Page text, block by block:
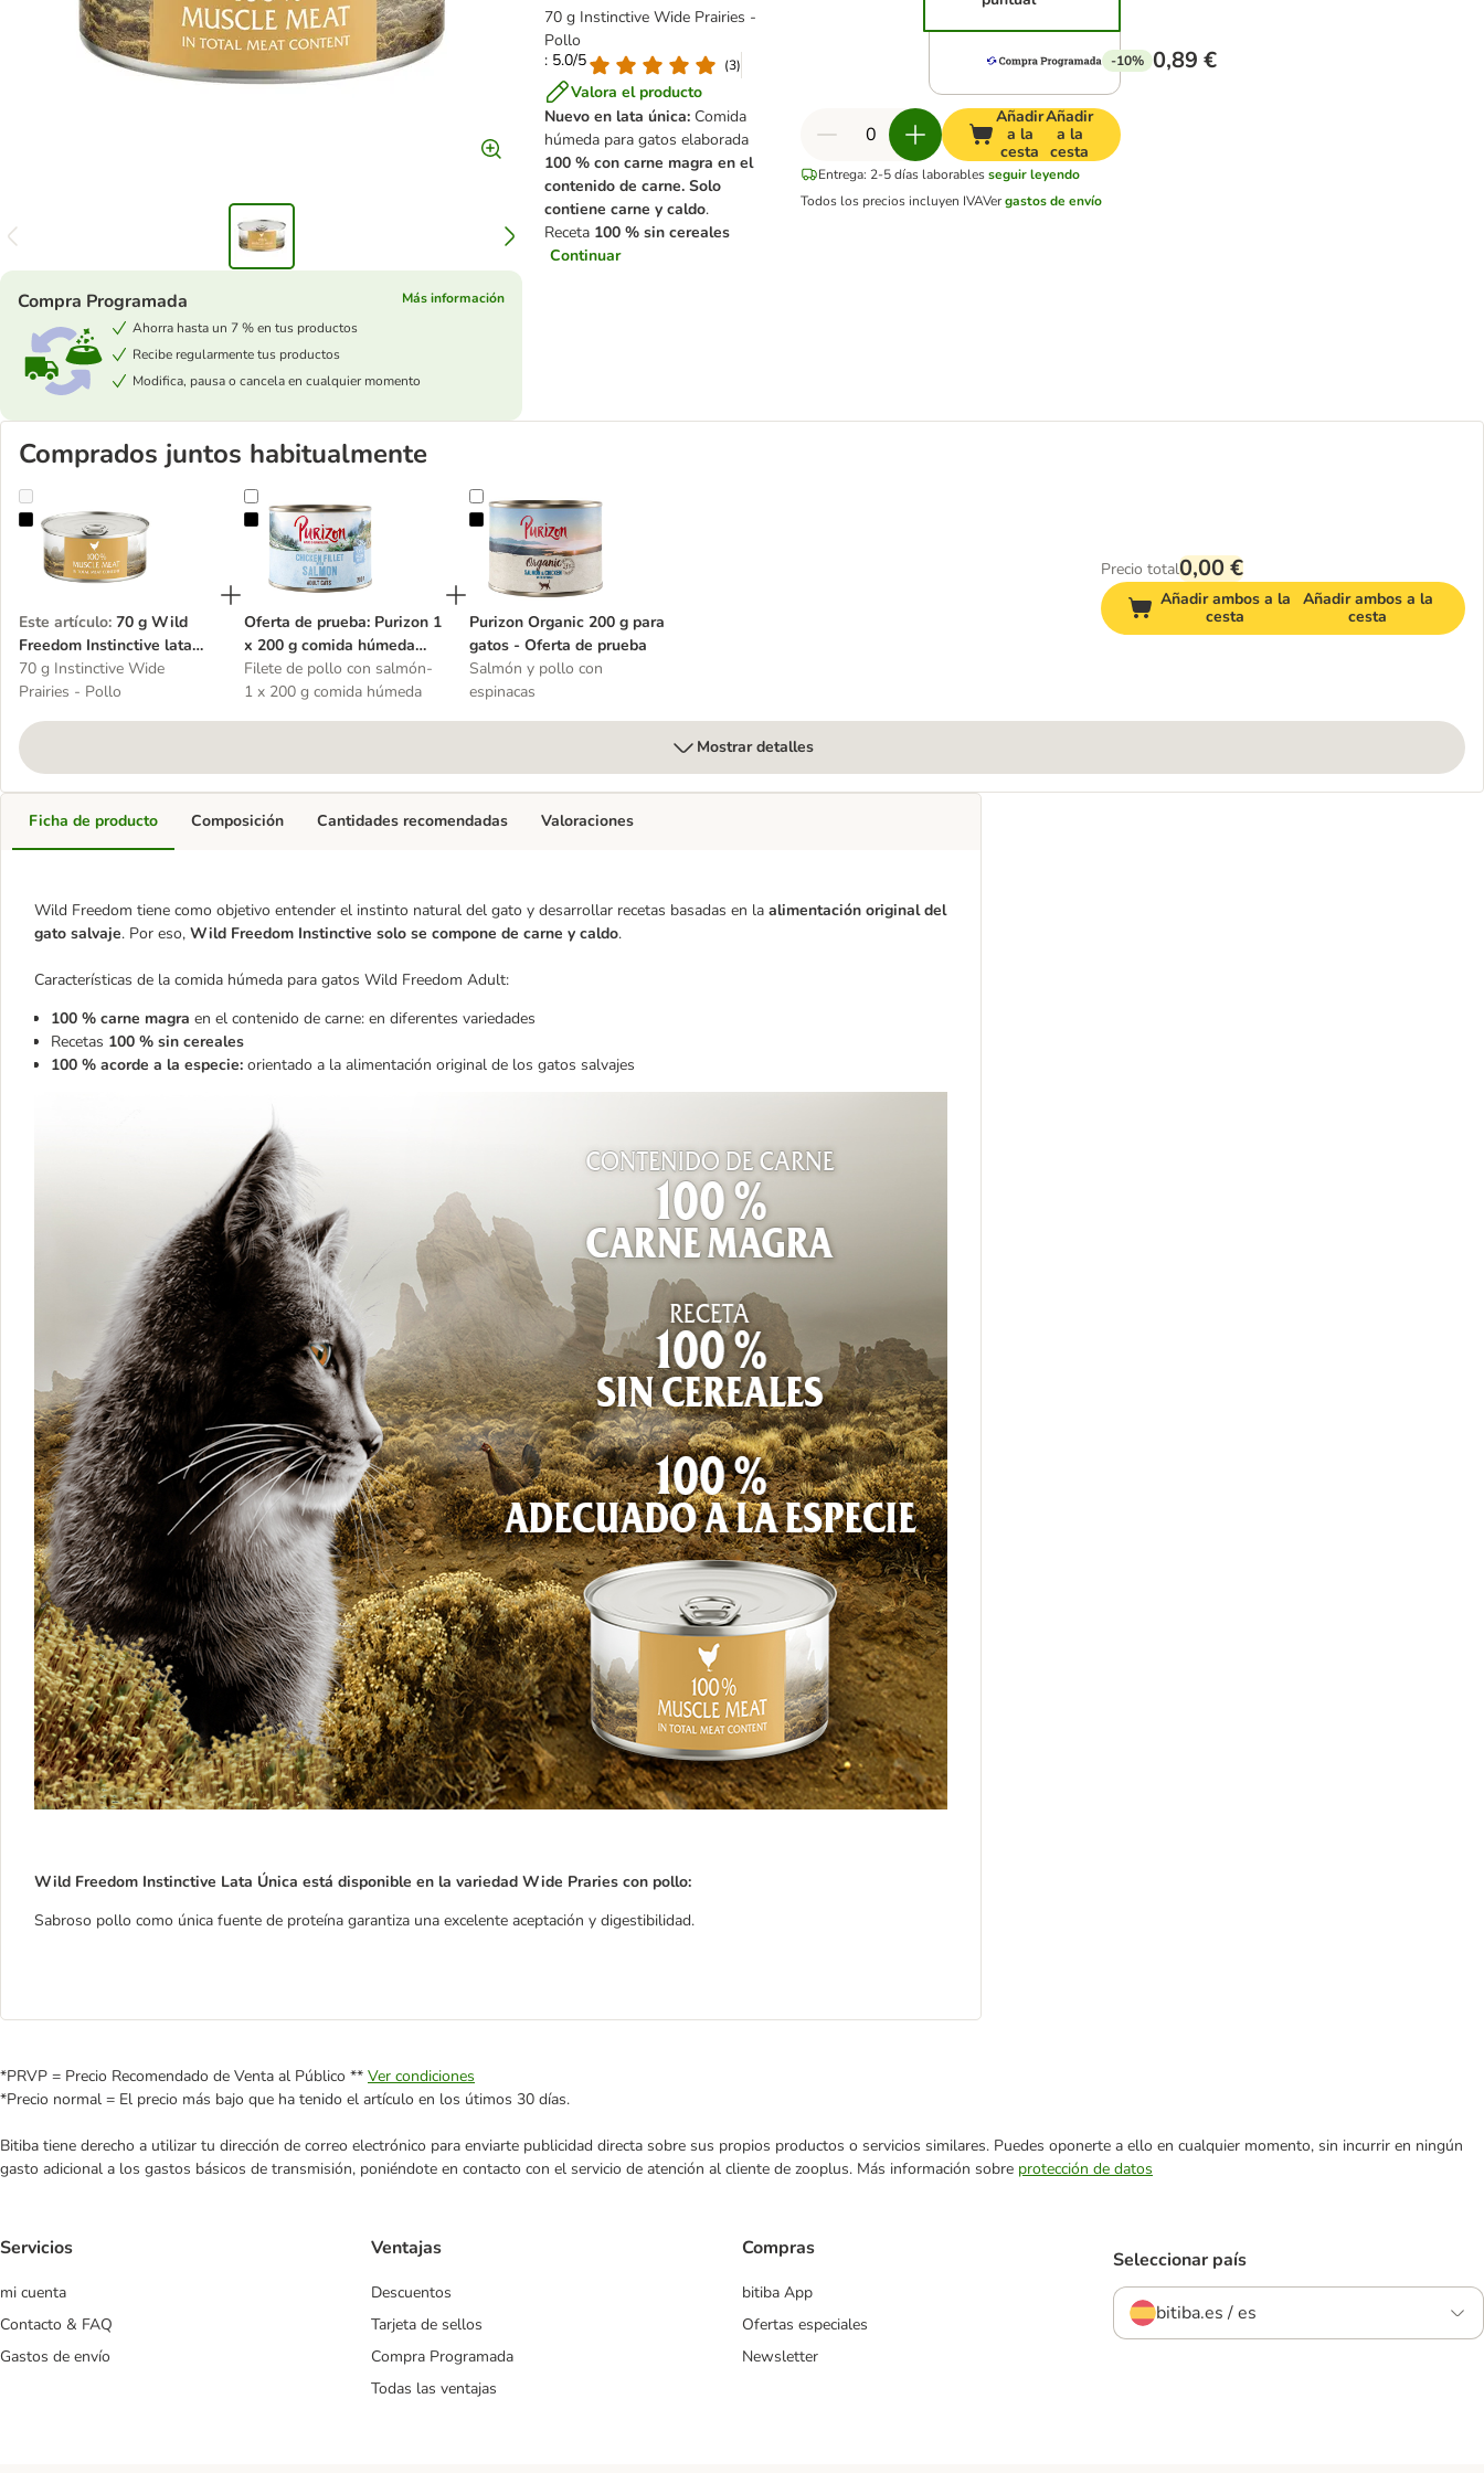
70 g Instinctive Wide Prairies -
Pollo
: 5.0/5
(3)
Valora el producto
Nuevo en lata única: Comida
húmeda para gatos elaborada
100 % con carne magra en el
contenido de carne. Solo
contiene carne y caldo.
Receta 100 % sin cereales
Continuar
Compra Programada
Más información
Ahorra hasta un 7 % en tus productos
Recibe regularmente tus productos
Modifica, pausa o cancela en cualquier momento
-10% 0,89 €
Añadir
a la
cesta
Añadir
a la
cesta
Entrega: 2-5 días laborablesseguir leyendo
Todos los precios incluyen IVAVergastos de envío
Comprados juntos habitualmente
70 g Wild Freedom Instinctive lata única - sin cereales
Este artículo: 70 g Wild
Freedom Instinctive lata
única - sin cereales
70 g Instinctive Wide
Prairies - Pollo
Oferta de prueba: Purizon 1 x 200 g comida húmeda para gatos
Oferta de prueba: Purizon 1
x 200 g comida húmeda
para gatos
Filete de pollo con salmón-
1 x 200 g comida húmeda
Purizon Organic 200 g para gatos - Oferta de prueba
Purizon Organic 200 g para
gatos - Oferta de prueba
Salmón y pollo con
espinacas
Precio total0,00 €
Añadir ambos a la
cesta
Añadir ambos a la
cesta
Mostrar detalles
Ficha de producto
Wild Freedom tiene como objetivo entender el instinto natural del gato y desarrollar recetas basadas en la alimentación original del
gato salvaje. Por eso, Wild Freedom Instinctive solo se compone de carne y caldo.
Características de la comida húmeda para gatos Wild Freedom Adult:
100 % carne magra en el contenido de carne: en diferentes variedades
Recetas 100 % sin cereales
100 % acorde a la especie: orientado a la alimentación original de los gatos salvajes
Wild Freedom Instinctive Lata Única está disponible en la variedad Wide Praries con pollo:
Sabroso pollo como única fuente de proteína garantiza una excelente aceptación y digestibilidad.
Composición Cantidades recomendadas Valoraciones
*PRVP = Precio Recomendado de Venta al Público ** Ver condiciones
*Precio normal = El precio más bajo que ha tenido el artículo en los útimos 30 días.
Bitiba tiene derecho a utilizar tu dirección de correo electrónico para enviarte publicidad directa sobre sus propios productos o servicios similares. Puedes oponerte a ello en cualquier momento, sin incurrir en ningún
gasto adicional a los gastos básicos de transmisión, poniéndote en contacto con el servicio de atención al cliente de zooplus. Más información sobre protección de datos
Servicios
mi cuenta
Contacto & FAQ
Gastos de envío
Ventajas
Descuentos
Tarjeta de sellos
Compra Programada
Todas las ventajas
Compras
bitiba App
Ofertas especiales
Newsletter
Seleccionar país
bitiba.es / es